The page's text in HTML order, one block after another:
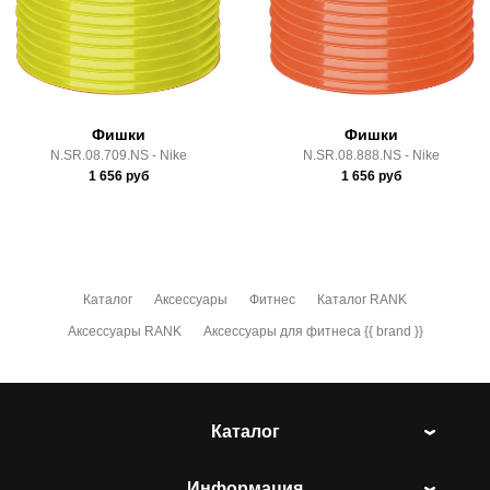
Здесь вы можете более детально ознакомиться с
условиямиоплатыидоставки
Фишки
N.SR.08.709.NS - Nike
1 656руб
Фишки
N.SR.08.888.NS - Nike
1 656 руб
Каталог Аксессуары Фитнес Каталог RANK
Аксессуары RANK Аксессуары для фитнеса {{ brand }}
Каталог